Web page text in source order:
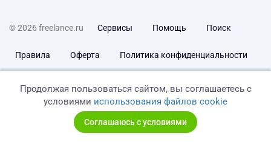
© 2026 freelance.ru Сервисы Помощь Поиск
Правила Оферта Политика конфиденциальности
Продолжая пользоваться сайтом, вы соглашаетесь с
условиями использования файлов cookie
Соглашаюсь с условиями